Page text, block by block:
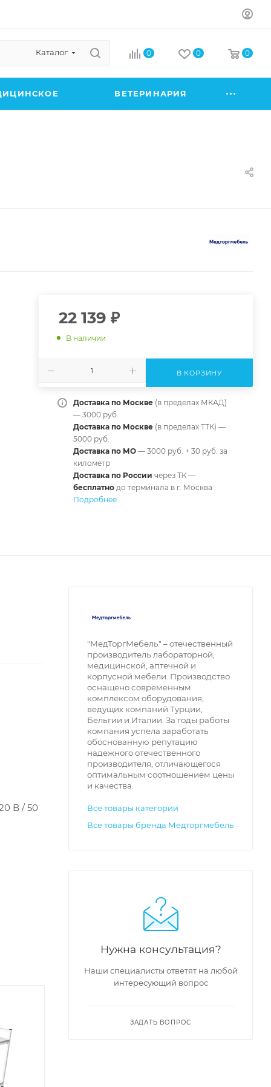
Каталог 0 0 0
ВЕТЕРИНАРИЯ
22 139 ₽
В наличии
В КОРЗИНУ
Доставка по Москве(в пределах МКАД)
— 3000 руб.
Доставка по Москве (в пределах ТТК) —
5000 руб.
Доставка по МО— 3000 руб. + 30 руб. за
километр
Доставка по России через ТК —
бесплатнодо терминала в г. Москва
Подробнее
В / 50
"МедТоргМебель" – отечественный
производитель лабораторной,
медицинской, аптечной и
корпусной мебели. Производство
оснащено современным
комплексом оборудования,
ведущих компаний Турции,
Бельгии и Италии. За годы работы
компания успела заработать
обоснованную репутацию
надежного отечественного
производителя, отличающегося
оптимальным соотношением цены
и качества.
Все товары категории
Все товары бренда Медторгмебель
Нужна консультация?
Наши специалисты ответят на любой
интересующий вопрос
ЗАДАТЬ ВОПРОС